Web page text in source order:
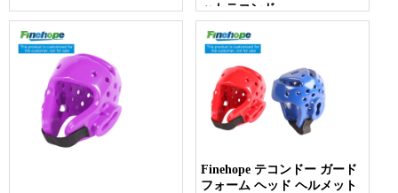
ットテコンドー
Finehope テコンドー ガード
フォーム ヘッド ヘルメット